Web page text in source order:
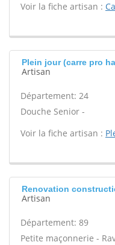
Voir la fiche artisan :
Plein jour (carre pro
Artisan
Département: 24
Douche Senior -
Voir la fiche artisan :
Renovation
Artisan
Département: 89
Petite maçonnerie -